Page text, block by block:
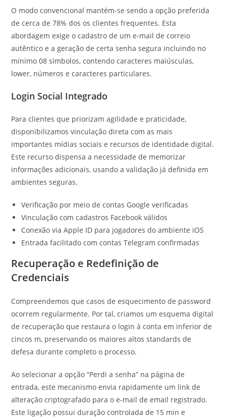
O modo convencional mantém-se sendo a opção preferida
de cerca de 78% dos os clientes frequentes. Esta
abordagem exige o cadastro de um e-mail de correio
autêntico e a geração de certa senha segura incluindo no
mínimo 08 símbolos, contendo caracteres maiúsculas,
lower, números e caracteres particulares.
Login Social Integrado
Para clientes que priorizam agilidade e praticidade,
disponibilizamos vinculação direta com as mais
importantes mídias sociais e recursos de identidade digital.
Este recurso dispensa a necessidade de memorizar
informações adicionais, usando a validação já definida em
ambientes seguras.
Verificação por meio de contas Google verificadas
Vinculação com cadastros Facebook válidos
Conexão via Apple ID para jogadores do ambiente iOS
Entrada facilitado com contas Telegram confirmadas
Recuperação e Redefinição de
Credenciais
Compreendemos que casos de esquecimento de password
ocorrem regularmente. Por tal, criamos um esquema digital
de recuperação que restaura o login à conta em inferior de
cincos m, preservando os maiores altos standards de
defesa durante completo o processo.
Ao selecionar a opção “Perdi a senha” na página de
entrada, este mecanismo envia rapidamente um link de
alteração criptografado para o e-mail de email registrado.
Este ligação possui duração controlada de 15 min e